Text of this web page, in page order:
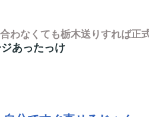
わなくても栃木送りすれば正
あったっけ